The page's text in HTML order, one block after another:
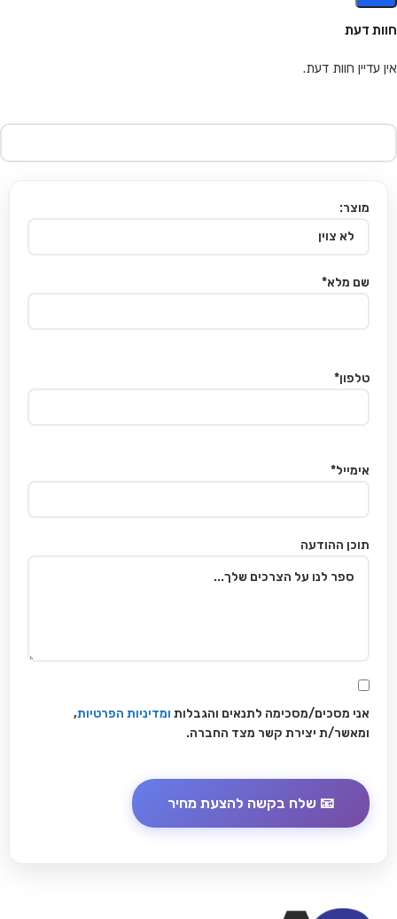
חוות דעת
אין עדיין חוות דעת.
מוצר:
שם מלא*
טלפון*
אימייל*
תוכן ההודעה
אני מסכים/מסכימה לתנאים והגבלות ומדיניות הפרטיות,
ומאשר/ת יצירת קשר מצד החברה.